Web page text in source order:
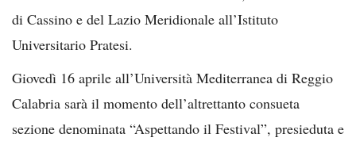
di Cassino e del Lazio Meridionale all’Istituto
Universitario Pratesi.
Giovedì 16 aprile all’Università Mediterranea di Reggio
Calabria sarà il momento dell’altrettanto consueta
sezione denominata “Aspettando il Festival”, presieduta e